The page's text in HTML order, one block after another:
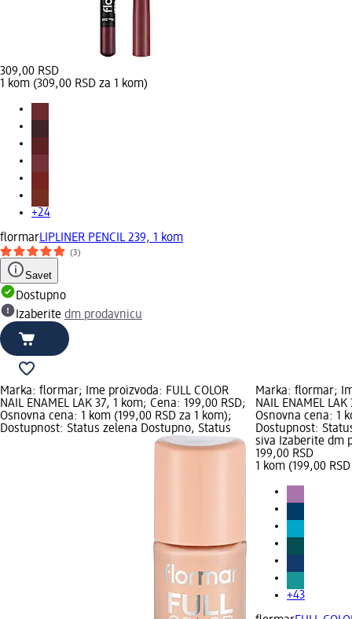
309,00 RSD
1 kom (309,00 RSD za 1 kom)
+24
flormarLIPLINER PENCIL 239, 1 kom
(3)
Savet
Dostupno
Izaberite dm prodavnicu
Marka: flormar; Ime proizvoda: FULL COLOR
NAIL ENAMEL LAK 37, 1 kom; Cena: 199,00 RSD;
Osnovna cena: 1 kom (199,00 RSD za 1 kom);
Dostupnost: Status zelena Dostupno, Status
Marka: flormar;
NAIL ENAMEL
Osnovna cena: 1
Dostupnost:
siva Izaberite dm
199,00 RSD
1 kom (199,00
+43